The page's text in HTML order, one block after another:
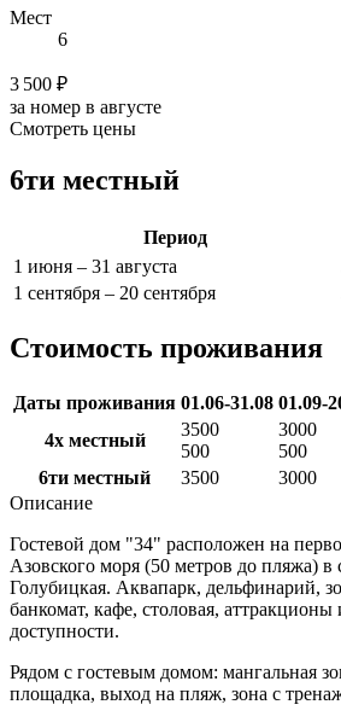
Мест
6
3 500 ₽
за номер в августе
Смотреть цены
6ти местный
Период
1 июня – 31 августа
1 сентября – 20 сентября
Стоимость проживания
Даты проживания 01.06-31.08 01.09-
4х местный
3500
500
3000
500
6ти местный
3500
3000
Описание
Гостевой дом "34" расположен на
Азовского моря (50 метров до пляжа) в
Голубицкая. Аквапарк, дельфинарий,
банкомат, кафе, столовая,
доступности.
Рядом с гостевым домом: мангальная
площадка, выход на пляж, зона с